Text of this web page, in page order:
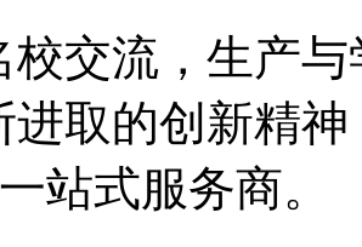
校交流，生产
进取的创新精
站式服务商。